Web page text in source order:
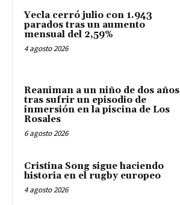
Yecla cerró julio con 1.943
parados tras un aumento
mensual del 2,59%
4 agosto 2026
Reaniman a un niño de dos años
tras sufrir un episodio de
inmersión en la piscina de Los
Rosales
6 agosto 2026
Cristina Song sigue haciendo
historia en el rugby europeo
4 agosto 2026